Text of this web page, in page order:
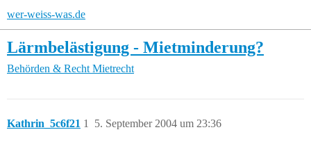
wer-weiss-was.de
Lärmbelästigung - Mietminderung?
Behörden & Recht Mietrecht
Kathrin_5c6f21 5. September 2004 um 23:36
1